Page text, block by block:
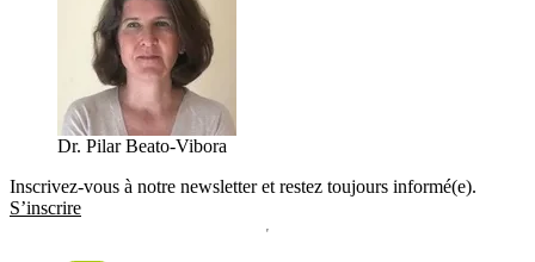
Dr. Pilar Beato-Vibora
Inscrivez-vous à notre newsletter et restez toujours informé(e).
S’inscrire